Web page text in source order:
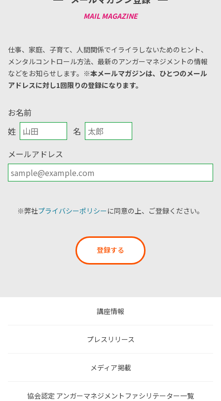
仕事、家庭、子育て、人間関係でイライラしないためのヒント、
メンタルコントロール方法、 最新のアンガーマネジメントの情報
などをお知らせします。 ※本メールマガジンは、ひとつのメール
アドレスに対し1回限りの登録になります。
お名前
姓
名
メールアドレス
※弊社プライバシーポリシーに同意の上、ご登録ください。
登録する
講座情報
プレスリリース
メディア掲載
協会認定 アンガーマネジメントファシリテーター一覧